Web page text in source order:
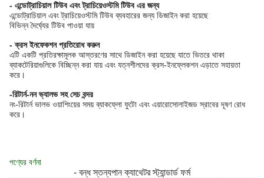
- এন্ডোট্রাচিয়াল টিউব এবং ট্রাচিয়েওস্টমি টিউব এর জন্য
এন্ডোট্রাচিয়াল এবং ট্রাচিয়েওস্টমি টিউব ব্যবহারের জন্য ডিজাইন করা হয়েছে
বিভিন্ন দৈর্ঘ্যের টিউব পাওয়া যায়
- ক্রস ইনফেকশন প্রতিরোধ করুন
এটি একটি প্রতিরক্ষামূলক আস্তরণের সাথে ডিজাইন করা হয়েছে যাতে ভিতরে থাকা
ব্যাকটেরিয়াগুলিকে বিচ্ছিন্ন করা যায় এবং যত্নশীলদের ক্রস-ইনফ্লেকশন এড়াতে সহায়তা
করে।
-রিটার্ন-নন ভ্যালভ সহ সেচ বন্দর
নং-রিটার্ন ভালভ ওয়াশিংয়ের সময় ব্যাকফ্লো ফুটো এবং এয়ারোসোলাইজড স্রাবের দূষণ রোধ
করে।
পণ্যের বর্ণনা
- বন্ধ স্তন্যপান ক্যাথেটর স্ট্যান্ডার্ড ফর্ম